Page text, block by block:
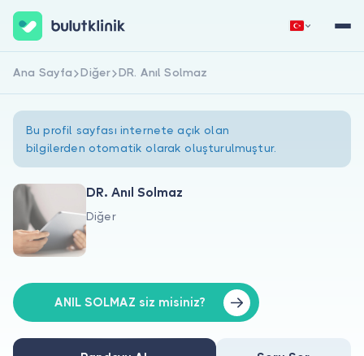
Hakkımızda
Doktorlar için
Hemen Kaydol
Ana Sayfa Diğer DR. Anıl Solmaz
Bu profil sayfası internete açık olan
bilgilerden otomatik olarak oluşturulmuştur.
DR. Anıl Solmaz
Diğer
ANIL SOLMAZ siz misiniz?